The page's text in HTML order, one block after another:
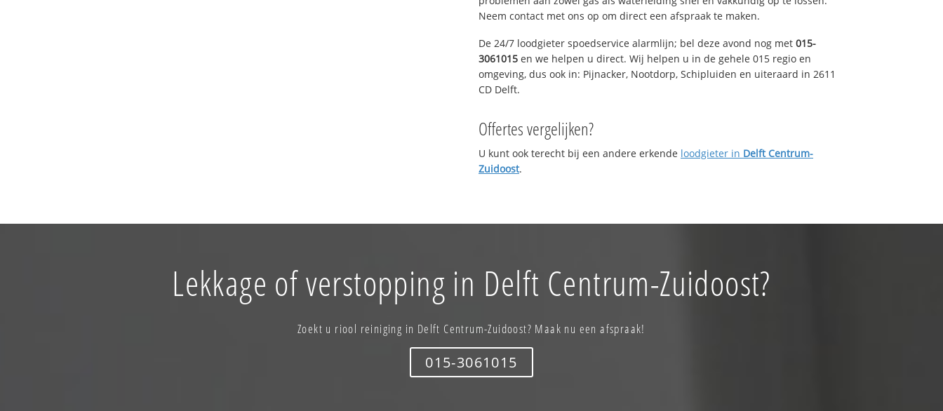
Neem contact met ons op om direct een afspraak te maken.
De 24/7 loodgieter spoedservice alarmlijn; bel deze avond nog met 015-
3061015 en we helpen u direct. Wij helpen u in de gehele 015 regio en
omgeving, dus ook in: Pijnacker, Nootdorp, Schipluiden en uiteraard in 2611
CD Delft.
Offertes vergelijken?
U kunt ook terecht bij een andere erkende loodgieter in Delft Centrum-
Zuidoost.
Lekkage of verstopping in Delft Centrum-Zuidoost?
Zoekt u riool reiniging in Delft Centrum-Zuidoost? Maak nu een afspraak!
015-3061015